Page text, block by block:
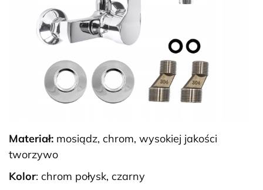
Materiał: mosiądz, chrom, wysokiej jakości
tworzywo
Kolor: chrom połysk, czarny